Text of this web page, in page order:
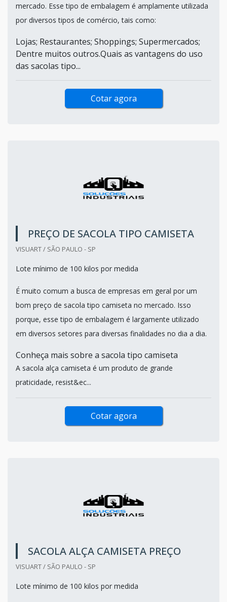
mercado. Esse tipo de embalagem é amplamente utilizada
por diversos tipos de comércio, tais como:
Lojas; Restaurantes; Shoppings; Supermercados;
Dentre muitos outros.Quais as vantagens do uso
das sacolas tipo...
Cotar agora
PREÇO DE SACOLA TIPO CAMISETA
VISUART / SÃO PAULO - SP
Lote mínimo de 100 kilos por medida
É muito comum a busca de empresas em geral por um
bom preço de sacola tipo camiseta no mercado. Isso
porque, esse tipo de embalagem é largamente utilizado
em diversos setores para diversas finalidades no dia a dia.
Conheça mais sobre a sacola tipo camiseta
A sacola alça camiseta é um produto de grande
praticidade, resist&ec...
Cotar agora
SACOLA ALÇA CAMISETA PREÇO
VISUART / SÃO PAULO - SP
Lote mínimo de 100 kilos por medida